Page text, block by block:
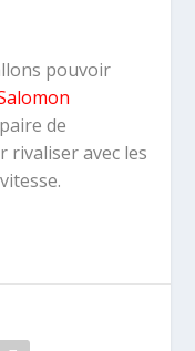
pouvoir
de
rivaliser avec les